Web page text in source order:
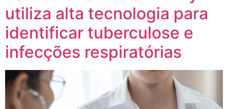
utiliza alta tecnologia para
identificar tuberculose e
infecções respiratórias